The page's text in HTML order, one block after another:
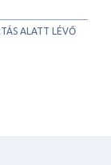
ALATT LÉVŐ